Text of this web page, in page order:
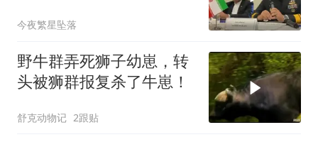
今夜繁星坠落
野牛群弄死狮子幼崽，转
头被狮群报复杀了牛崽！
舒克动物记 2跟贴